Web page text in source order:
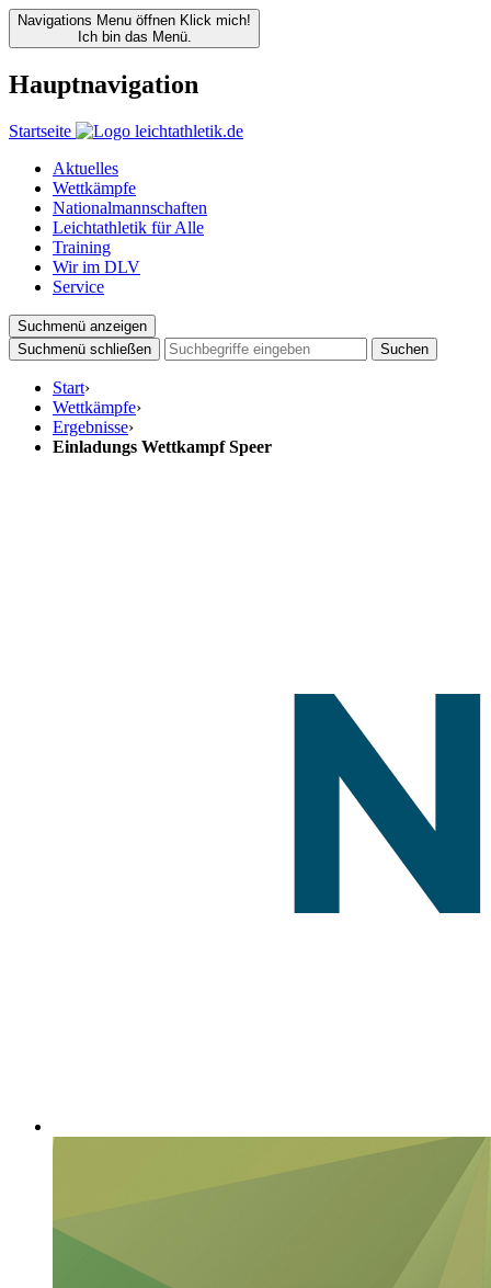
Navigations Menu öffnen Klick mich!
Ich bin das Menü.
Hauptnavigation
Startseite
Aktuelles
Wettkämpfe
Nationalmannschaften
Leichtathletik für Alle
Training
Wir im DLV
Service
Suchmenü anzeigen
Suchmenü schließen
Suchen
Start›
Wettkämpfe›
Ergebnisse›
Einladungs Wettkampf Speer